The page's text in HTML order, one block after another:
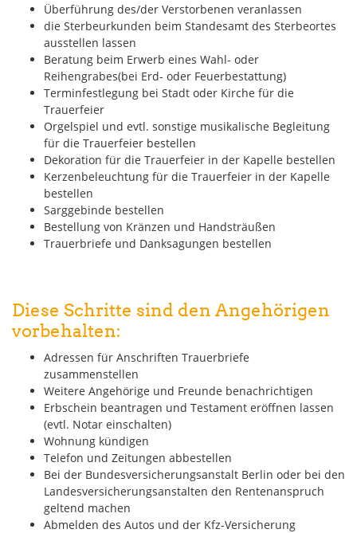
Überführung des/der Verstorbenen veranlassen
die Sterbeurkunden beim Standesamt des Sterbeortes
ausstellen lassen
Beratung beim Erwerb eines Wahl- oder
Reihengrabes(bei Erd- oder Feuerbestattung)
Terminfestlegung bei Stadt oder Kirche für die
Trauerfeier
Orgelspiel und evtl. sonstige musikalische Begleitung
für die Trauerfeier bestellen
Dekoration für die Trauerfeier in der Kapelle bestellen
Kerzenbeleuchtung für die Trauerfeier in der Kapelle
bestellen
Sarggebinde bestellen
Bestellung von Kränzen und Handsträußen
Trauerbriefe und Danksagungen bestellen
Diese Schritte sind den Angehörigen
vorbehalten:
Adressen für Anschriften Trauerbriefe
zusammenstellen
Weitere Angehörige und Freunde benachrichtigen
Erbschein beantragen und Testament eröffnen lassen
(evtl. Notar einschalten)
Wohnung kündigen
Telefon und Zeitungen abbestellen
Bei der Bundesversicherungsanstalt Berlin oder bei den
Landesversicherungsanstalten den Rentenanspruch
geltend machen
Abmelden des Autos und der Kfz-Versicherung